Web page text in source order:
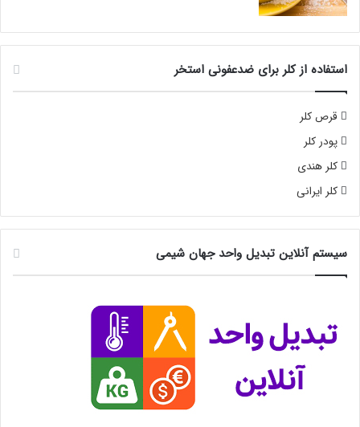
استفاده از کلر برای ضدعفونی استخر
قرص کلر
پودر کلر
کلر هندی
کلر ایرانی
سیستم آنلاین تبدیل واحد جهان شیمی